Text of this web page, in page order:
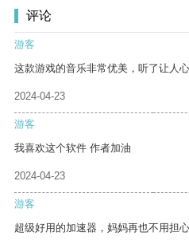
评论
游客
这款游戏的音乐非常优美，听了让人心
2024-04-23
游客
我喜欢这个软件 作者加油
2024-04-23
游客
超级好用的加速器，妈妈再也不用担